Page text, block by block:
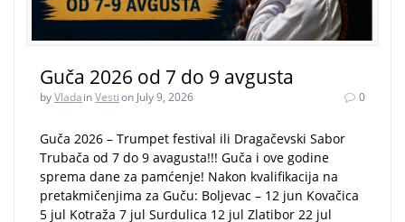
Guča 2026 od 7 do 9 avgusta
byVladainVestion July 9, 2026 0
Guča 2026 – Trumpet festival ili Dragačevski Sabor
Trubača od 7 do 9 avagusta!!! Guča i ove godine
sprema dane za pamćenje! Nakon kvalifikacija na
pretakmičenjima za Guču: Boljevac – 12 jun Kovačica
5 jul Kotraža 7 jul Surdulica 12 jul Zlatibor 22 jul